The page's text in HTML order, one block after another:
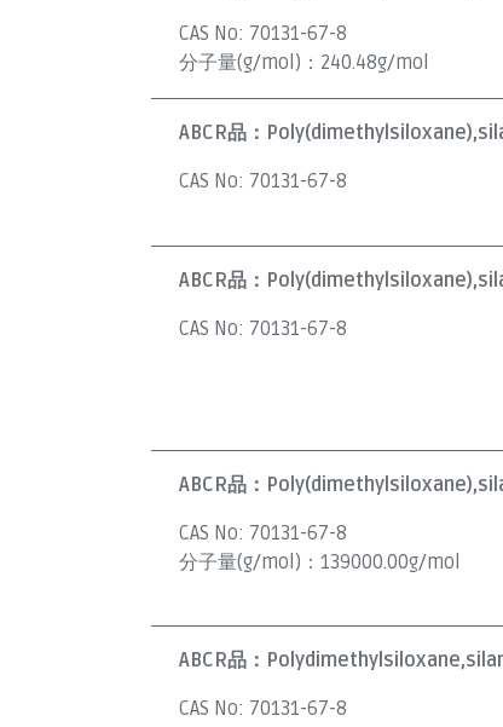
CAS No: 70131-67-8
分子量(g/mol)： 240.48g/mol
ABCR品：
CAS No: 70131-67-8
ABCR品：
CAS No: 70131-67-8
ABCR品：
CAS No: 70131-67-8
分子量(g/mol)： 139000.00g/mol
ABCR品：
CAS No: 70131-67-8